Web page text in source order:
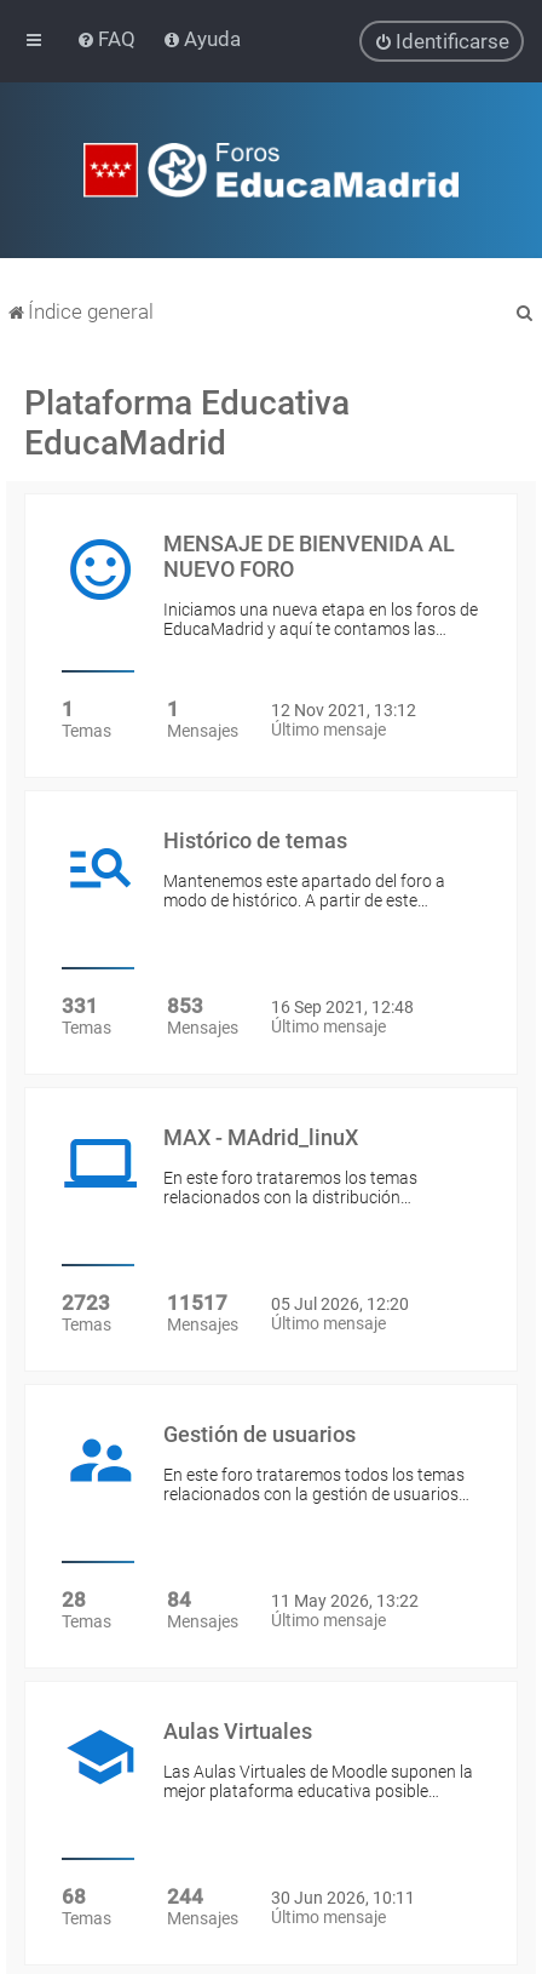
FAQ Ayuda Identificarse
Índice general
Plataforma Educativa
EducaMadrid
MENSAJE DE BIENVENIDA AL
NUEVO FORO
Iniciamos una nueva etapa en los foros de
EducaMadrid y aquí te contamos las…
1
Temas
1
Mensajes
12 Nov 2021, 13:12
Último mensaje
Histórico de temas
Mantenemos este apartado del foro a
modo de histórico. A partir de este…
331
Temas
853
Mensajes
16 Sep 2021, 12:48
Último mensaje
MAX - MAdrid_linuX
En este foro trataremos los temas
relacionados con la distribución…
2723
Temas
11517
Mensajes
05 Jul 2026, 12:20
Último mensaje
Gestión de usuarios
En este foro trataremos todos los temas
relacionados con la gestión de usuarios…
28
Temas
84
Mensajes
11 May 2026, 13:22
Último mensaje
Aulas Virtuales
Las Aulas Virtuales de Moodle suponen la
mejor plataforma educativa posible…
68
Temas
244
Mensajes
30 Jun 2026, 10:11
Último mensaje